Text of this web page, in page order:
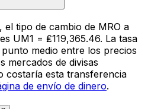
tipo de cambio de MRO a
UM1 = ₤119,365.46. La tasa
medio entre los precios
mercados de divisas
costaría esta transferencia
de envío de dinero.